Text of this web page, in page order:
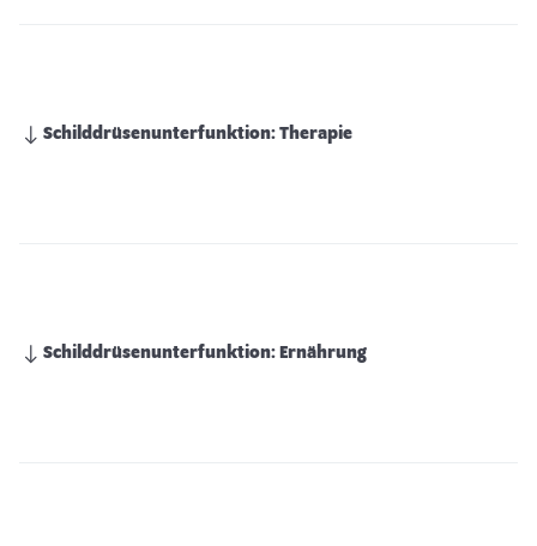
Schilddrüsenunterfunktion: Therapie
Schilddrüsenunterfunktion: Ernährung